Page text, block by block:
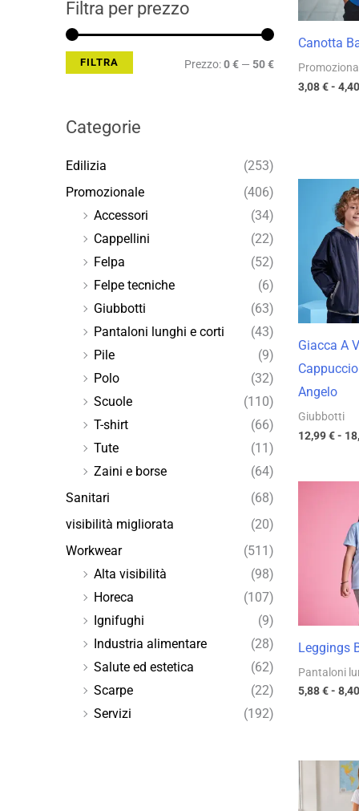
Filtra per prezzo
FILTRA Prezzo:0 €— 50 €
Categorie
Edilizia
(253)
Promozionale
(406)
Accessori
(34)
Cappellini
(22)
Felpa
(52)
Felpe tecniche
(6)
Giubbotti
(63)
Pantaloni lunghi e corti
(43)
Pile
(9)
Polo
(32)
Scuole
(110)
T-shirt
(66)
Tute
(11)
Zaini e borse
(64)
Sanitari
(68)
visibilità migliorata
(20)
Workwear
(511)
Alta visibilità
(98)
Horeca
(107)
Ignifughi
(9)
Industria alimentare
(28)
Salute ed estetica
(62)
Scarpe
(22)
Servizi
(192)
Canotta
3,08€- 4,40
Giacca A
Angelo
Giubbotti
12,99€-
Leggings
Pantaloni
5,88€- 8,40